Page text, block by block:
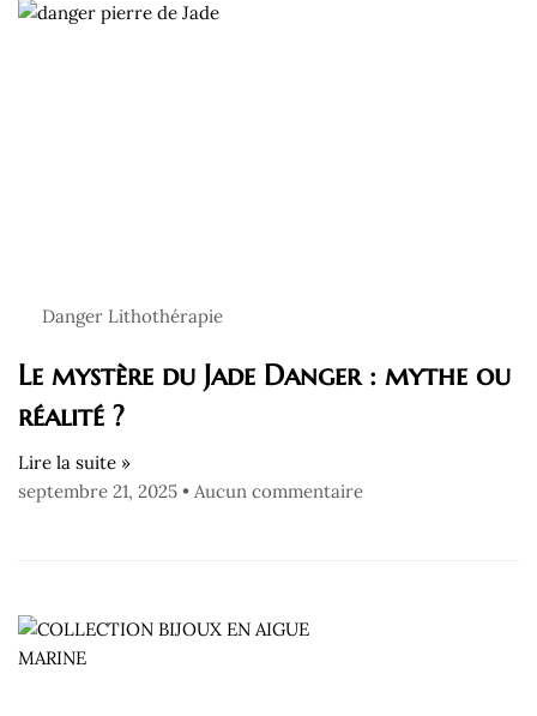
Danger Lithothérapie
Le mystère du Jade Danger : mythe ou
réalité ?
Lire la suite »
septembre 21, 2025
Aucun commentaire